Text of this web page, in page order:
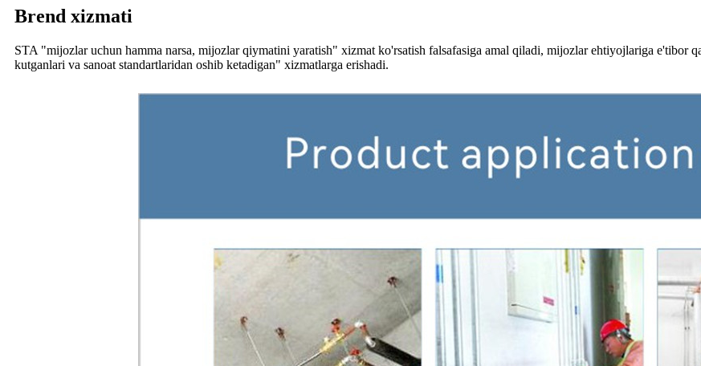
Brend xizmati
STA "mijozlar uchun hamma narsa, mijozlar qiymatini yaratish" xizmat ko'rsatish falsafasiga amal qiladi, mijozlar ehtiyojlariga e'tibor
kutganlari va sanoat standartlaridan oshib ketadigan" xizmatlarga erishadi.